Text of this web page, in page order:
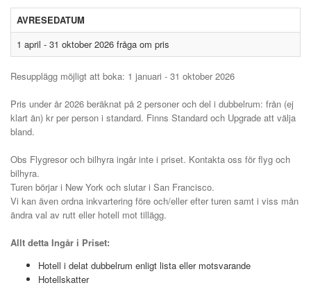
AVRESEDATUM
1 april - 31 oktober 2026 fråga om pris
Resupplägg möjligt att boka: 1 januari - 31 oktober 2026
Pris under år 2026 beräknat på 2 personer och del i dubbelrum: från (ej
klart än) kr per person i standard. Finns Standard och Upgrade att välja
bland.
Obs Flygresor och bilhyra ingår inte i priset. Kontakta oss för flyg och
bilhyra.
Turen börjar i New York och slutar i San Francisco.
Vi kan även ordna inkvartering före och/eller efter turen samt i viss mån
ändra val av rutt eller hotell mot tillägg.
Allt detta Ingår i Priset:
Hotell i delat dubbelrum enligt lista eller motsvarande
Hotellskatter